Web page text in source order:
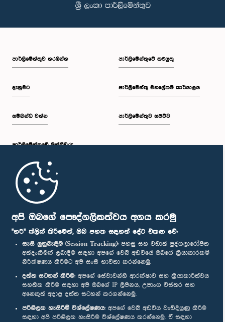
අපි ඔබගේ පෞද්ගලිකත්වය අගය කරමු
"හරි" ක්ලික් කිරීමෙන්, ඔබ පහත සඳහන් දේට එකඟ වේ:
සැසි ලුහුබැඳීම (Session Tracking): පහසු සහ වඩාත් පුද්ගලාරෝපිත
අත්දැකීමක් ලබාදීම සඳහා අපගේ වෙබ් අඩවියේ ඔබගේ ක්‍රියාකාරකම්
නිරීක්ෂණය කිරීමට අපි සැසි භාවිතා කරන්නෙමු.
දත්ත සටහන් කිරීම: අපගේ සේවාවන්හි ආරක්ෂාව සහ ක්‍රියාකාරීත්වය
සහතික කිරීම සඳහා අපි ඔබගේ IP ලිපිනය, උපාංග විස්තර සහ
අනෙකුත් අදාළ දත්ත සටහන් කරගන්නෙමු.
පරිශීලක හැසිරීම් විශ්ලේෂණය: අපගේ වෙබ් අඩවිය වැඩිදියුණු කිරීම
සඳහා අපි පරිශීලක හැසිරීම විශ්ලේෂණය කරන්නෙමු. ඒ සඳහා
පාර්ලි‌මේන්තුව නරඹන්න
දැනුමට
සම්බන්ධ වන්න
පාර්ලි‌මේන්තුවේ මන්ත්‍රීවරු
මුල් පිටුව
පාර්ලිමේන්තුවේ කටයුතු
පාර්ලිමේන්තු මහලේකම් කාර්යාලය
පාර්ලිමේන්තුව සජීවීව
පාර්ලිමේන්තු ජංගම යෙදුම
අප හා සම්බන්ධ වී සිටින්න :
සම්මාන